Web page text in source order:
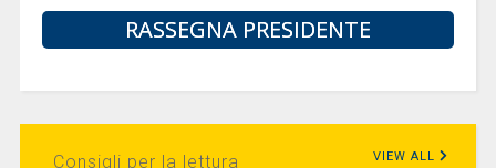
RASSEGNA PRESIDENTE
Consigli per la lettura VIEW ALL